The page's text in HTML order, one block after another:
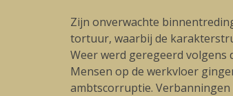
Zijn onverwachte
tortuur, waarbij de
Weer werd geregeerd volgens
Mensen op de werkvloer
ambtscorruptie. Verbanningen